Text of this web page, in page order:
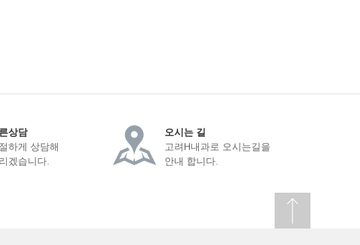
상담
하게 상담해
겠습니다.
오시는 길
고려H내과로 오시는길을
안내 합니다.